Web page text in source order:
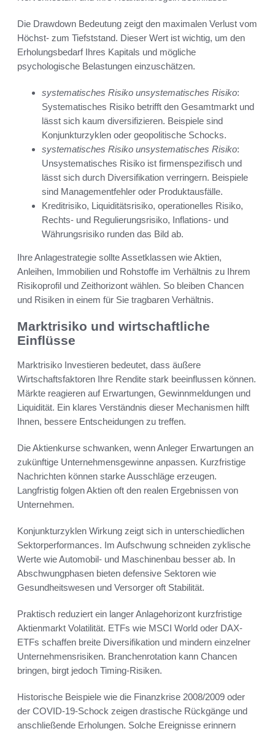
Die Drawdown Bedeutung zeigt den maximalen Verlust vom
Höchst- zum Tiefststand. Dieser Wert ist wichtig, um den
Erholungsbedarf Ihres Kapitals und mögliche
psychologische Belastungen einzuschätzen.
systematisches Risiko unsystematisches Risiko:
Systematisches Risiko betrifft den Gesamtmarkt und
lässt sich kaum diversifizieren. Beispiele sind
Konjunkturzyklen oder geopolitische Schocks.
systematisches Risiko unsystematisches Risiko:
Unsystematisches Risiko ist firmenspezifisch und
lässt sich durch Diversifikation verringern. Beispiele
sind Managementfehler oder Produktausfälle.
Kreditrisiko, Liquiditätsrisiko, operationelles Risiko,
Rechts- und Regulierungsrisiko, Inflations- und
Währungsrisiko runden das Bild ab.
Ihre Anlagestrategie sollte Assetklassen wie Aktien,
Anleihen, Immobilien und Rohstoffe im Verhältnis zu Ihrem
Risikoprofil und Zeithorizont wählen. So bleiben Chancen
und Risiken in einem für Sie tragbaren Verhältnis.
Marktrisiko und wirtschaftliche
Einflüsse
Marktrisiko Investieren bedeutet, dass äußere
Wirtschaftsfaktoren Ihre Rendite stark beeinflussen können.
Märkte reagieren auf Erwartungen, Gewinnmeldungen und
Liquidität. Ein klares Verständnis dieser Mechanismen hilft
Ihnen, bessere Entscheidungen zu treffen.
Die Aktienkurse schwanken, wenn Anleger Erwartungen an
zukünftige Unternehmensgewinne anpassen. Kurzfristige
Nachrichten können starke Ausschläge erzeugen.
Langfristig folgen Aktien oft den realen Ergebnissen von
Unternehmen.
Konjunkturzyklen Wirkung zeigt sich in unterschiedlichen
Sektorperformances. Im Aufschwung schneiden zyklische
Werte wie Automobil- und Maschinenbau besser ab. In
Abschwungphasen bieten defensive Sektoren wie
Gesundheitswesen und Versorger oft Stabilität.
Praktisch reduziert ein langer Anlagehorizont kurzfristige
Aktienmarkt Volatilität. ETFs wie MSCI World oder DAX-
ETFs schaffen breite Diversifikation und mindern einzelner
Unternehmensrisiken. Branchenrotation kann Chancen
bringen, birgt jedoch Timing-Risiken.
Historische Beispiele wie die Finanzkrise 2008/2009 oder
der COVID-19-Schock zeigen drastische Rückgänge und
anschließende Erholungen. Solche Ereignisse erinnern